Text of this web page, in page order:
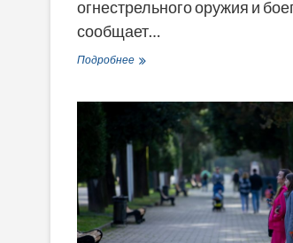
огнестрельного оружия и
сообщает…
ПодробнееСемь
незаконное
хранение
оружия